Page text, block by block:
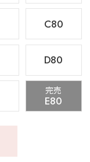
C80
D80
完売
E80